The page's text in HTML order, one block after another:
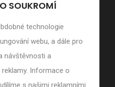
SOUKROMÍ
technologie
webu, a dále pro
návštěvnosti a
Informace o
s našimi reklamními